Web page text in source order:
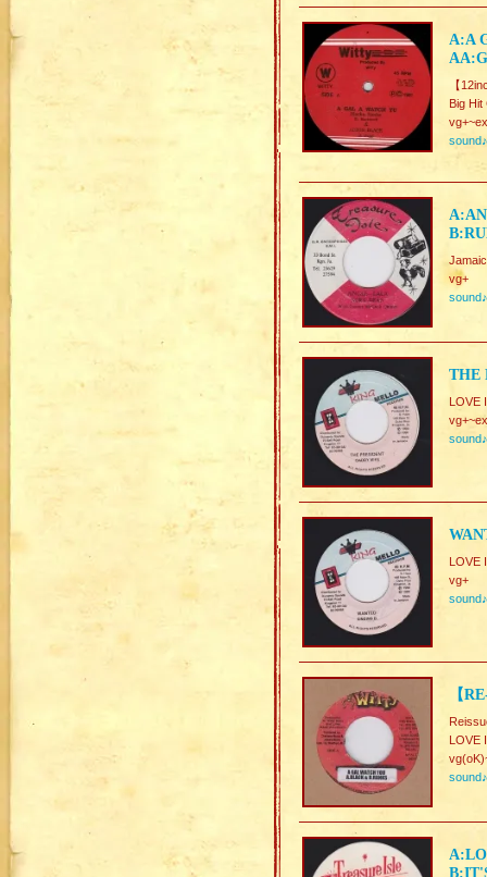
A:A
【
Big Hit
sound♪
vg+
sound♪
THE
LOVE
sound♪
LOVE
vg+
sound♪
【
LOVE
sound♪